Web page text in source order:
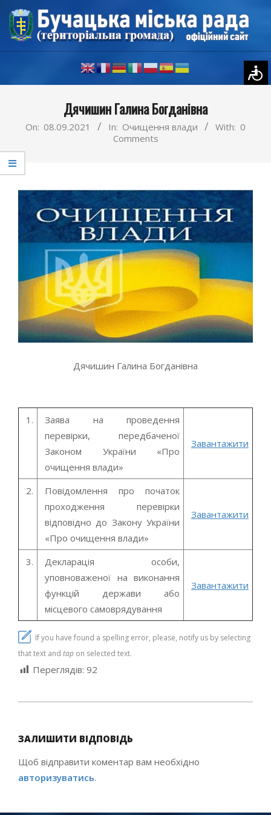
Skip
content
Дячишин Галина Богданівна
On: 08.09.2021 In: Очищення влади With: 0
Comments
Дячишин Галина Богданівна
1.
Заява на проведення
перевірки, передбаченої
Законом України «Про
очищення влади»
Завантажити
2.
Повідомлення про початок
проходження перевірки
відповідно до Закону України
«Про очищення влади»
Завантажити
3.
Декларація особи,
уповноваженої на виконання
функцій держави або
місцевого самоврядування
Завантажити
If you have found a spelling error, please, notify us by selecting
that text and tap on selected text.
Переглядів: 92
08
ЗАЛИШИТИ ВІДПОВІДЬ
Щоб відправити коментар вам необхідно
авторизуватись.